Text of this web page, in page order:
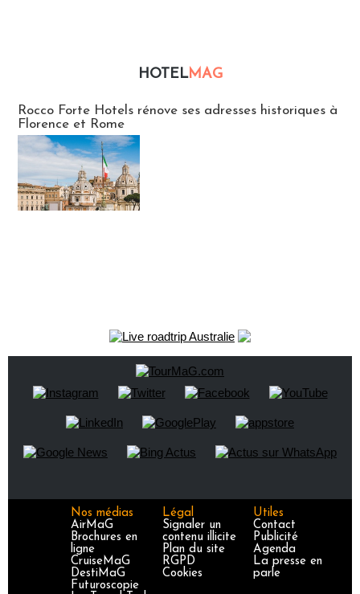
HOTELMAG
Rocco Forte Hotels rénove ses adresses historiques à
Florence et Rome
Nos médias
AirMaG
Brochures en
ligne
CruiseMaG
DestiMaG
Futuroscopie
Légal
Signaler un
contenu illicite
Plan du site
RGPD
Cookies
Utiles
Contact
Publicité
Agenda
La presse en
parle